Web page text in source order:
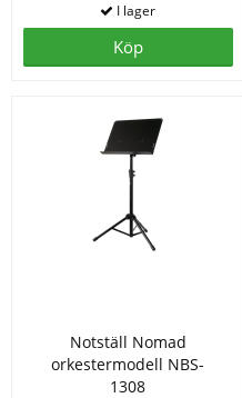
Köp
Notställ Nomad
orkestermodell NBS-
1308